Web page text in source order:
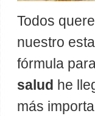
Todos
nuestro
fórmula
salud he
más